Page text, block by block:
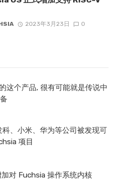
2023年3月23日 0
这个产品, 很有可能就是传说中
、小米、华为等公司被发现可
项目
对 Fuchsia 操作系统内核